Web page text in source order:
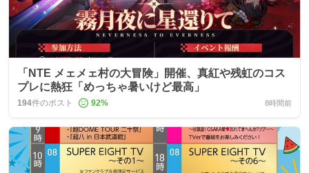
「NTE メェメェ村の大冒険」開催、真紅や残虹のコス
プレに熱狂「めっちゃ暑いけど最高」
194件のポスト 92% 8時間前